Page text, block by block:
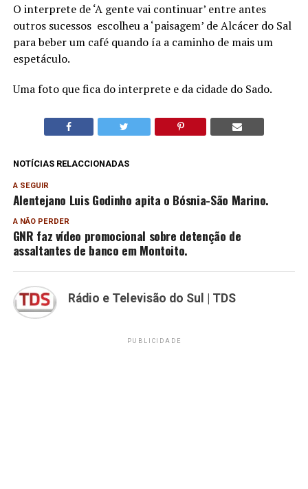
O interprete de ‘A gente vai continuar’ entre antes
outros sucessos escolheu a ‘paisagem’ de Alcácer do Sal
para beber um café quando ía a caminho de mais um
espetáculo.
Uma foto que fica do interprete e da cidade do Sado.
NOTÍCIAS RELACCIONADAS
A SEGUIR
Alentejano Luis Godinho apita o Bósnia-São Marino.
A NÃO PERDER
GNR faz vídeo promocional sobre detenção de
assaltantes de banco em Montoito.
Rádio e Televisão do Sul | TDS
PUBLICIDADE